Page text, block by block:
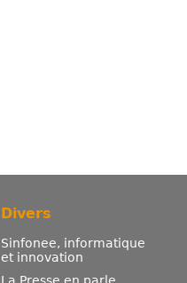
Divers
Sinfonee, informatique
et innovation